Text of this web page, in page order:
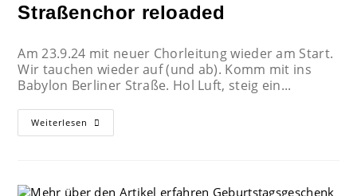
Straßenchor reloaded
Am 23.9.24 mit neuer Chorleitung wieder am Start.
Wir tauchen wieder auf (und ab). Komm mit ins
Babylon Berliner Straße. Hol Luft, steig ein...
Weiterlesen